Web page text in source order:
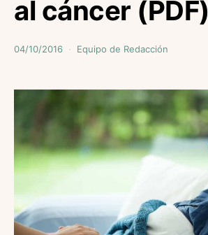
al cáncer (PDF)
04/10/2016 Equipo de Redacción